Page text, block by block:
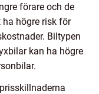
förare och de
högre risk för
Biltypen
kan ha högre